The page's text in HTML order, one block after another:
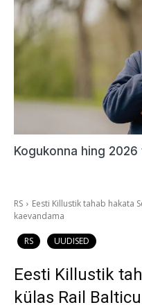
Kogukonna hing